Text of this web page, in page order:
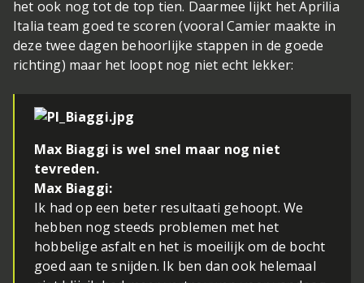
het ook nog tot de top tien. Daarmee lijkt het Aprilia
Italia team goed te scoren (vooral Camier maakte in
deze twee dagen behoorlijke stappen in de goede
richting) maar het loopt nog niet echt lekker:
Max Biaggi is wel snel maar nog niet
tevreden.
Max Biaggi:
Ik had op een beter resultaati gehoopt. We
hebben nog steeds problemen met het
hobbelige asfalt en het is moeilijk om de bocht
goed aan te snijden. Ik ben dan ook helemaal